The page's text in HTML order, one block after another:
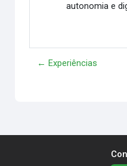
autonomia e
← Experiências